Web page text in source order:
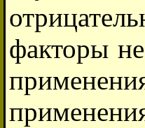
факторы